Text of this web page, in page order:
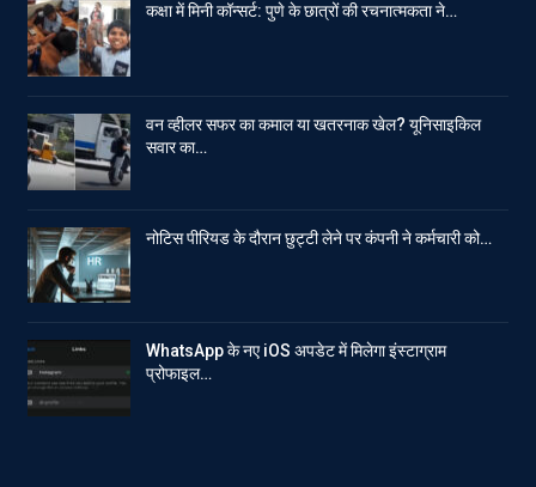
कक्षा में मिनी कॉन्सर्ट: पुणे के छात्रों की रचनात्मकता ने…
वन व्हीलर सफर का कमाल या खतरनाक खेल? यूनिसाइकिल
सवार का…
नोटिस पीरियड के दौरान छुट्टी लेने पर कंपनी ने कर्मचारी को…
WhatsApp के नए iOS अपडेट में मिलेगा इंस्टाग्राम
प्रोफाइल…